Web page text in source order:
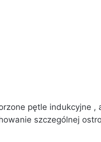
pętle indukcyjne ,
szczególnej